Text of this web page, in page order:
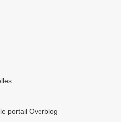
portail Overblog